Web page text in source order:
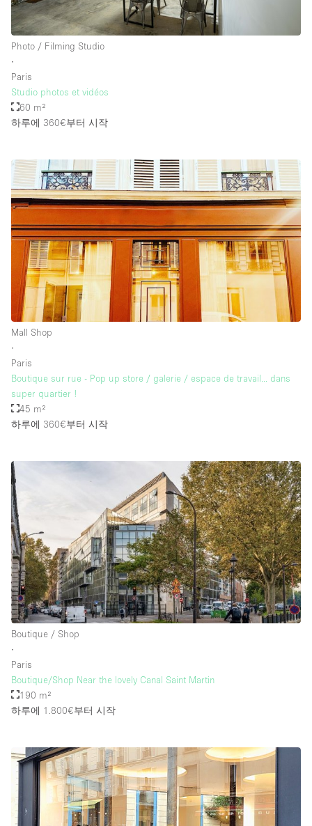
Photo / Filming Studio
∙
Paris
Studio photos et vidéos
60 m²
하루에 360€부터 시작
Mall Shop
∙
Paris
Boutique sur rue - Pop up store / galerie / espace de travail... dans
super quartier !
45 m²
하루에 360€부터 시작
Boutique / Shop
∙
Paris
Boutique/Shop Near the lovely Canal Saint Martin
190 m²
하루에 1.800€부터 시작